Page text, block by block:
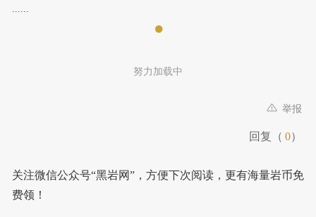
......
努力加载中
举报
回复（ 0）
关注微信公众号“黑岩网”，方便下次阅读，更有海量岩币免
费领！